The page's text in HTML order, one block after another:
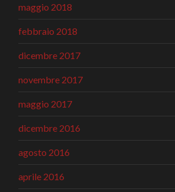
maggio 2018
febbraio 2018
dicembre 2017
novembre 2017
maggio 2017
dicembre 2016
agosto 2016
aprile 2016